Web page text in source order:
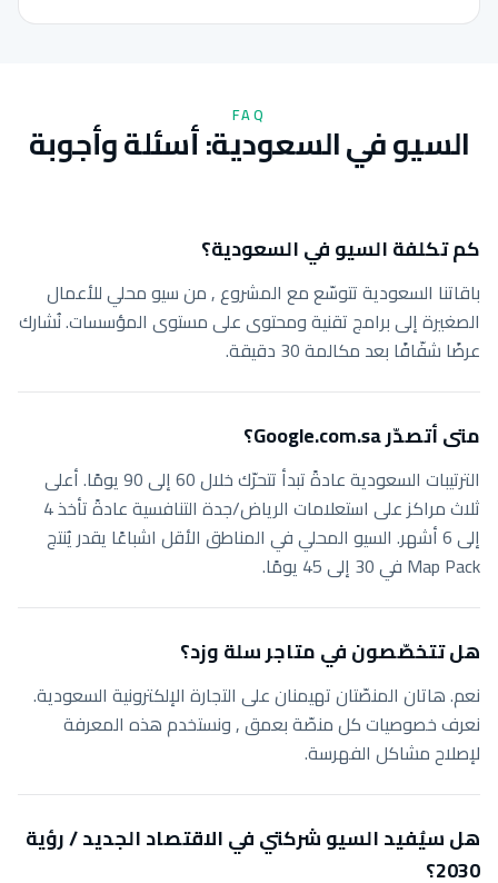
FAQ
السيو في السعودية: أسئلة وأجوبة
كم تكلفة السيو في السعودية؟
باقاتنا السعودية تتوسّع مع المشروع , من سيو محلي للأعمال
الصغيرة إلى برامج تقنية ومحتوى على مستوى المؤسسات. نُشارك
عرضًا شفّافًا بعد مكالمة 30 دقيقة.
متى أتصدّر Google.com.sa؟
الترتيبات السعودية عادةً تبدأ تتحرّك خلال 60 إلى 90 يومًا. أعلى
ثلاث مراكز على استعلامات الرياض/جدة التنافسية عادةً تأخذ 4
إلى 6 أشهر. السيو المحلي في المناطق الأقل اشباعًا يقدر يُنتج
Map Pack في 30 إلى 45 يومًا.
هل تتخصّصون في متاجر سلة وزد؟
نعم. هاتان المنصّتان تهيمنان على التجارة الإلكترونية السعودية.
نعرف خصوصيات كل منصّة بعمق , ونستخدم هذه المعرفة
لإصلاح مشاكل الفهرسة.
هل سيُفيد السيو شركتي في الاقتصاد الجديد / رؤية
2030؟